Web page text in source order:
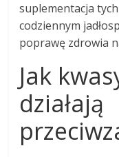
suplementacja
codziennym
poprawę zdrowia
Jak
działają